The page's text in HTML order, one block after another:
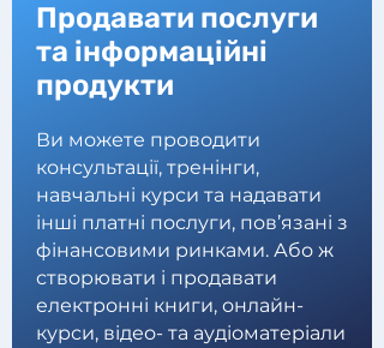
Продавати послуги
та інформаційні
продукти
Ви можете проводити
консультації, тренінги,
навчальні курси та надавати
інші платні послуги, пов’язані з
фінансовими ринками. Або ж
створювати і продавати
електронні книги, онлайн-
курси, відео- та аудіоматеріали